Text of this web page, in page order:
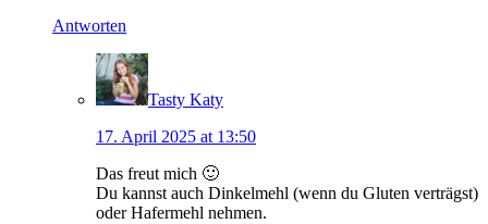
Antworten
Tasty Katy
17. April 2025 at 13:50
Das freut mich 🙂
Du kannst auch Dinkelmehl (wenn du Gluten verträgst)
oder Hafermehl nehmen.